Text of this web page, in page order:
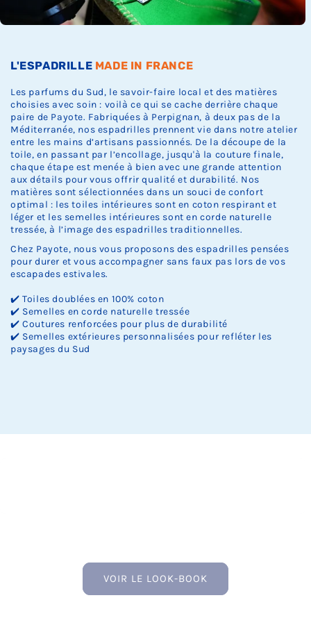
. .
L'ESPADRILLE MADE IN FRANCE
Les parfums du Sud, le savoir-faire local et des matières
choisies avec soin : voilà ce qui se cache derrière chaque
paire de Payote. Fabriquées à Perpignan, à deux pas de la
Méditerranée, nos espadrilles prennent vie dans notre atelier
entre les mains d’artisans passionnés. De la découpe de la
toile, en passant par l’encollage, jusqu'à la couture finale,
chaque étape est menée à bien avec une grande attention
aux détails pour vous offrir qualité et durabilité. Nos
matières sont sélectionnées dans un souci de confort
optimal : les toiles intérieures sont en coton respirant et
léger et les semelles intérieures sont en corde naturelle
tressée, à l’image des espadrilles traditionnelles.
Chez Payote, nous vous proposons des espadrilles pensées
pour durer et vous accompagner sans faux pas lors de vos
escapades estivales.
✔️ Toiles doublées en 100% coton
✔️ Semelles en corde naturelle tressée
✔️ Coutures renforcées pour plus de durabilité
✔️ Semelles extérieures personnalisées pour refléter les
paysages du Sud
VOIR LE LOOK-BOOK